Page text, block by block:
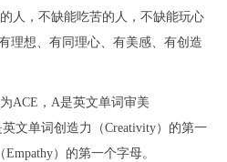
人，不缺能吃苦的人，不缺能玩心
理想、有同理心、有美感、有创造
ACE，A是英文单词审美
英文单词创造力（Creativity）的第一
）的第一个字母。